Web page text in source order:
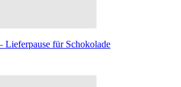
Lieferpause für Schokolade